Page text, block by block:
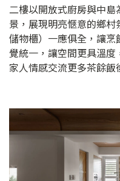
二樓以開放式廚房與中
景，展現明亮愜意的鄉村
儲物櫃）一應俱全，讓
覺統一，讓空間更具溫度
家人情感交流更多茶餘飯